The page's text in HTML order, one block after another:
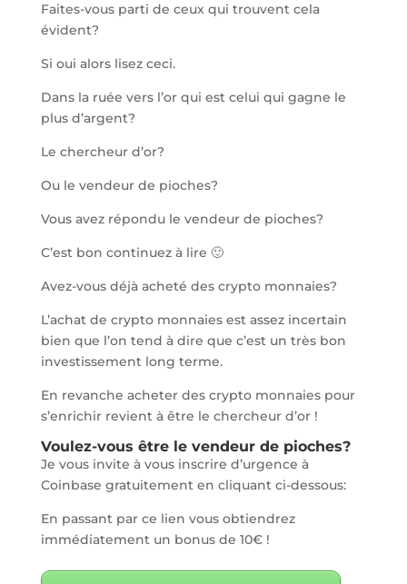
Faites-vous parti de ceux qui trouvent cela
évident?
Si oui alors lisez ceci.
Dans la ruée vers l’or qui est celui qui gagne le
plus d’argent?
Le chercheur d’or?
Ou le vendeur de pioches?
Vous avez répondu le vendeur de pioches?
C’est bon continuez à lire 🙂
Avez-vous déjà acheté des crypto monnaies?
L’achat de crypto monnaies est assez incertain
bien que l’on tend à dire que c’est un très bon
investissement long terme.
En revanche acheter des crypto monnaies pour
s’enrichir revient à être le chercheur d’or !
Voulez-vous être le vendeur de pioches?
Je vous invite à vous inscrire d’urgence à
Coinbase gratuitement en cliquant ci-dessous:
En passant par ce lien vous obtiendrez
immédiatement un bonus de 10€ !